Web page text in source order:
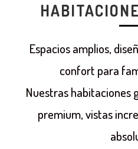
Espacios amplios,
confort para
Nuestras habitaciones
premium, vistas